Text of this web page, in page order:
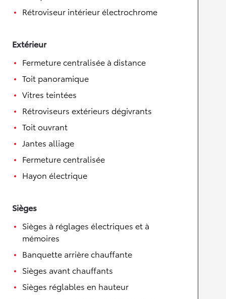
Rétroviseur intérieur électrochrome
Extérieur
Fermeture centralisée à distance
Toit panoramique
Vitres teintées
Rétroviseurs extérieurs dégivrants
Toit ouvrant
Jantes alliage
Fermeture centralisée
Hayon électrique
Sièges
Sièges à réglages électriques et à
mémoires
Banquette arrière chauffante
Sièges avant chauffants
Sièges réglables en hauteur